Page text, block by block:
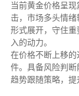
当前黄金价格呈
击，市场多头情
形式展开，守住
入的动力。
在价格不断上移
件。具备风险判
趋势跟随策略，提